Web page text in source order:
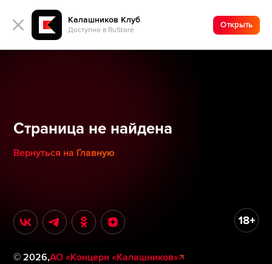
Калашников Клуб
Доступно в RuStore
Открыть
Страница не найдена
Вернуться на Главную
©2026,АО «Концерн «Калашников»